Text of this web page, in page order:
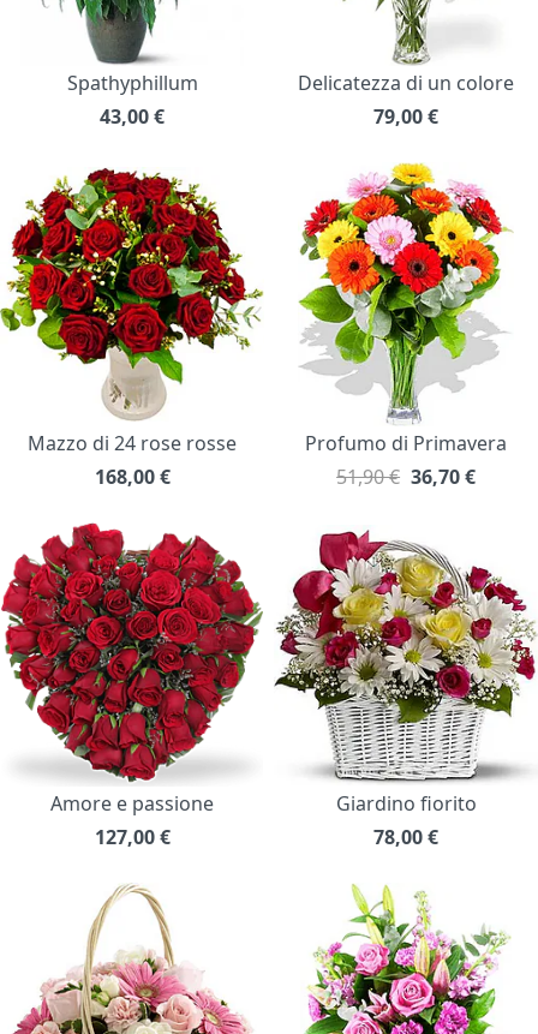
Spathyphillum
43,00€
Delicatezza di un colore
79,00€
Mazzo di 24 rose rosse
168,00 €
Profumo di Primavera
51,90 € 36,70€
Amore e passione
127,00 €
Giardino fiorito
78,00€